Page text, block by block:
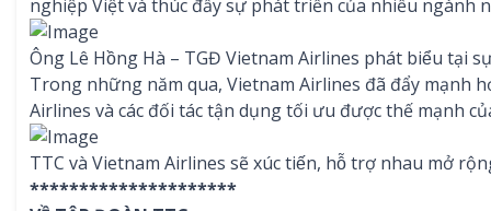
nghiệp Việt và thúc đẩy sự phát triển của nhiều ngành
Ông Lê Hồng Hà – TGĐ Vietnam Airlines phát biểu tại
Trong những năm qua, Vietnam Airlines đã đẩy mạnh
Airlines và các đối tác tận dụng tối ưu được thế mạnh
TTC và Vietnam Airlines sẽ xúc tiến, hỗ trợ nhau mở
*********************